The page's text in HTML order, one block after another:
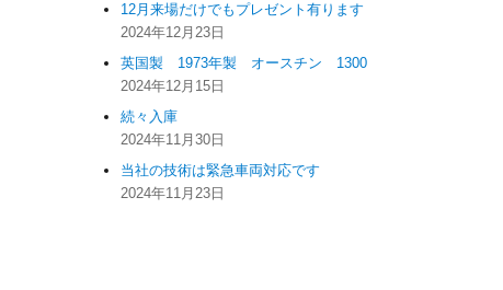
12月来場だけでもプレゼント有ります
2024年12月23日
英国製 1973年製 オースチン 1300
2024年12月15日
続々入庫
2024年11月30日
当社の技術は緊急車両対応です
2024年11月23日